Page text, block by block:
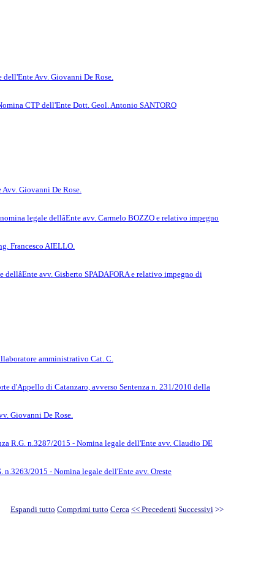
Avv. Giovanni De Rose.
CTP dell'Ente Dott. Geol. Antonio SANTORO
Giovanni De Rose.
legale dellâEnte avv. Carmelo BOZZO e relativo impegno
Francesco AIELLO.
avv. Gisberto SPADAFORA e relativo impegno di
amministrativo Cat. C.
d'Appello di Catanzaro, avverso Sentenza n. 231/2010 della
Giovanni De Rose.
R.G. n.3287/2015 - Nomina legale dell'Ente avv. Claudio DE
2015 - Nomina legale dell'Ente avv. Oreste
Espandi tutto Comprimi tutto Cerca << Precedenti Successivi >>